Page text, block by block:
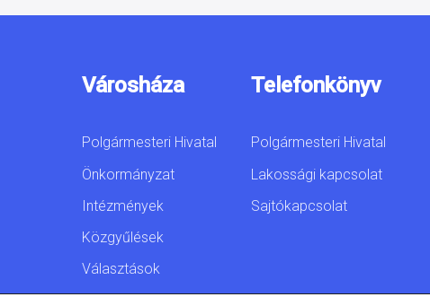
Városháza
Polgármesteri Hivatal
Önkormányzat
Intézmények
Közgyűlések
Választások
Telefonkönyv
Polgármesteri Hivatal
Lakossági kapcsolat
Sajtókapcsolat